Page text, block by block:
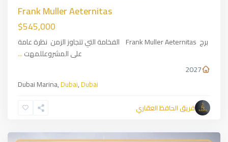
Frank Muller Aeternitas
$545,000
برج Frank Muller Aeternitas الفخامة التي تتجاوز الزمن نظرة عامة
على المشروعللمهت...
2027
Dubai Marina,Dubai,Dubai
فريق الحافظ العقاري